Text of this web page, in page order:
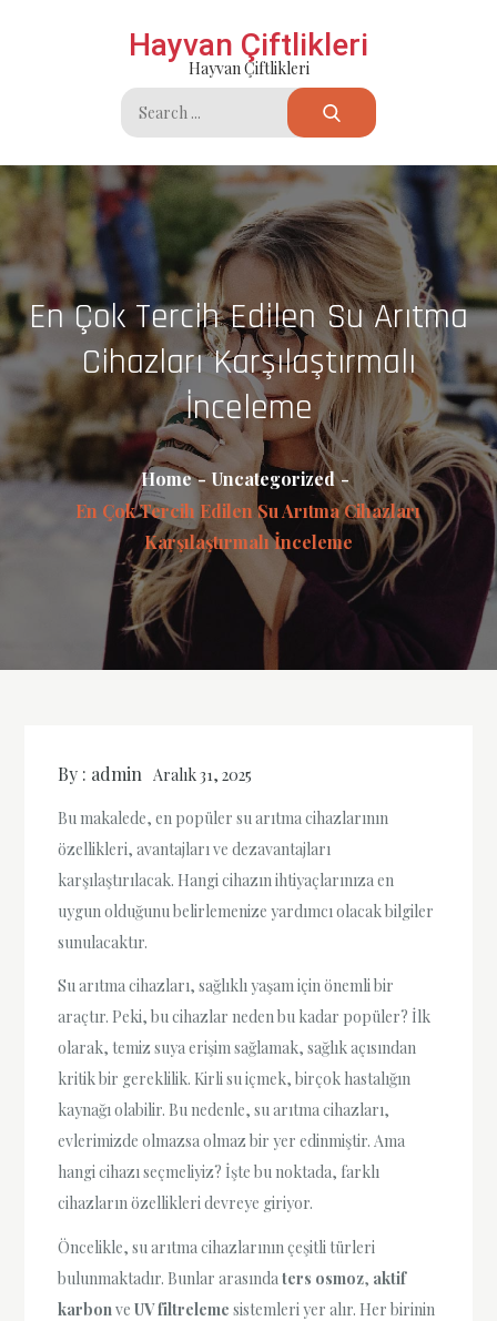
Hayvan Çiftlikleri
Hayvan Çiftlikleri
Search
for:
En Çok Tercih Edilen Su Arıtma
Cihazları Karşılaştırmalı
İnceleme
Home
Uncategorized
En Çok Tercih Edilen Su Arıtma Cihazları
Karşılaştırmalı İnceleme
By : admin Aralık 31, 2025
Bu makalede, en popüler su arıtma cihazlarının
özellikleri, avantajları ve dezavantajları
karşılaştırılacak. Hangi cihazın ihtiyaçlarınıza en
uygun olduğunu belirlemenize yardımcı olacak bilgiler
sunulacaktır.
Su arıtma cihazları, sağlıklı yaşam için önemli bir
araçtır. Peki, bu cihazlar neden bu kadar popüler? İlk
olarak, temiz suya erişim sağlamak, sağlık açısından
kritik bir gereklilik. Kirli su içmek, birçok hastalığın
kaynağı olabilir. Bu nedenle, su arıtma cihazları,
evlerimizde olmazsa olmaz bir yer edinmiştir. Ama
hangi cihazı seçmeliyiz? İşte bu noktada, farklı
cihazların özellikleri devreye giriyor.
Öncelikle, su arıtma cihazlarının çeşitli türleri
bulunmaktadır. Bunlar arasındaters osmoz, aktif
karbon veUV filtreleme sistemleri yer alır. Her birinin